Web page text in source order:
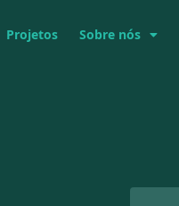
Projetos Sobre nós